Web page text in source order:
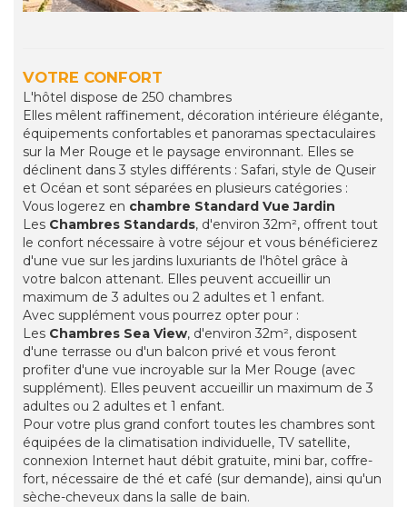
VOTRE CONFORT
L'hôtel dispose de 250 chambres
Elles mêlent raffinement, décoration intérieure élégante,
équipements confortables et panoramas spectaculaires
sur la Mer Rouge et le paysage environnant. Elles se
déclinent dans 3 styles différents : Safari, style de Quseir
et Océan et sont séparées en plusieurs catégories :
Vous logerez en chambre Standard Vue Jardin
Les Chambres Standards, d'environ 32m², offrent tout
le confort nécessaire à votre séjour et vous bénéficierez
d'une vue sur les jardins luxuriants de l'hôtel grâce à
votre balcon attenant. Elles peuvent accueillir un
maximum de 3 adultes ou 2 adultes et 1 enfant.
Avec supplément vous pourrez opter pour :
Les Chambres Sea View, d'environ 32m², disposent
d'une terrasse ou d'un balcon privé et vous feront
profiter d'une vue incroyable sur la Mer Rouge (avec
supplément). Elles peuvent accueillir un maximum de 3
adultes ou 2 adultes et 1 enfant.
Pour votre plus grand confort toutes les chambres sont
équipées de la climatisation individuelle, TV satellite,
connexion Internet haut débit gratuite, mini bar, coffre-
fort, nécessaire de thé et café (sur demande), ainsi qu'un
sèche-cheveux dans la salle de bain.